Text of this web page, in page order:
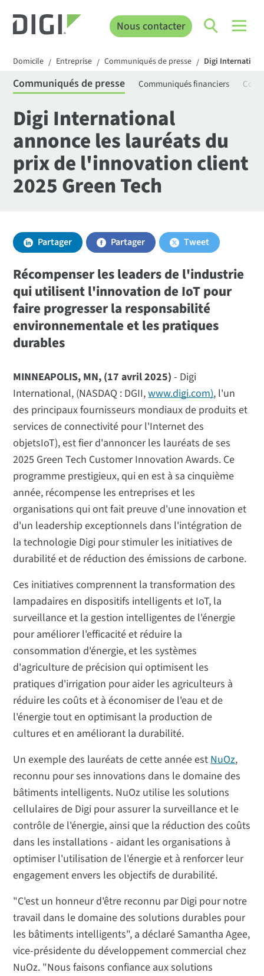
Nous contacter
Domicile / Entreprise / Communiqués de presse / Digi
Communiqués de presse Communiqués financiers
Digi International
annonce les lauréats du
prix de l'innovation client
2025 Green Tech
Partager Partager Tweet
Récompenser les leaders de l'industrie
qui utilisent l'innovation de IoT pour
faire progresser la responsabilité
environnementale et les pratiques
durables
MINNEAPOLIS, MN, (17 avril 2025) - Digi
International, (NASDAQ : DGII,www.digi.com), l'un
des principaux fournisseurs mondiaux de produits et
services de connectivité pour l'Internet des
objetsIoT), est fier d'annoncer les lauréats de ses
2025 Green Tech Customer Innovation Awards. Ce
programme prestigieux, qui en est à sa cinquième
année, récompense les entreprises et les
organisations qui ont fait preuve d'une innovation et
d'un leadership exceptionnels dans l'intégration de
la technologie Digi pour stimuler les initiatives de
durabilité et de réduction des émissions de carbone.
Ces initiatives comprennent la transformation des
lampadaires en dispositifs intelligents et IoT, la
surveillance et la gestion intelligentes de l'énergie
pour améliorer l'efficacité et réduire la
consommation d'énergie, et les systèmes
d'agriculture de précision qui optimisent les
pratiques d'irrigation pour aider les agriculteurs à
réduire les coûts et à économiser de l'eau et de
l'énergie tout en optimisant la production de
cultures et en améliorant la durabilité.
Un exemple des lauréats de cette année estNuOz,
reconnu pour ses innovations dans le domaine des
bâtiments intelligents. NuOz utilise les solutions
cellulaires de Digi pour assurer la surveillance et le
contrôle de l'énergie, ainsi que la réduction des coûts
dans les installations - aidant les organisations à
optimiser l'utilisation de l'énergie et à renforcer leur
engagement envers les objectifs de durabilité.
"C'est un honneur d'être reconnu par Digi pour notre
travail dans le domaine des solutions durables pour
les bâtiments intelligents", a déclaré Samantha Agee,
vice-présidente du développement commercial chez
NuOz. "Nous faisons confiance aux solutions